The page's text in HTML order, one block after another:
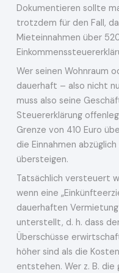
Dokumentieren sollte
trotzdem für den Fall,
Mieteinnahmen über
Wer seinen Wohnraum
dauerhaft – also nicht
muss also seine
Steuererklärung
Grenze von 410 Euro
die Einnahmen
übersteigen.
Tatsächlich versteuert
wenn eine
dauerhaften
unterstellt, d. h. dass
Überschüsse
höher sind als die
entstehen. Wer z. B.